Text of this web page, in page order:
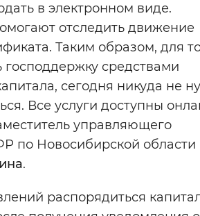
в электронном виде.
отследить движение
Таким образом, для
господдержку средствами
сегодня никуда не
Все услуги доступны
управляющего
по Новосибирской области
.
распорядиться